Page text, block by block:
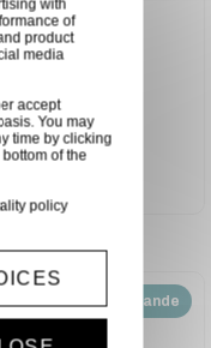
BLANC
Disponible sur demande
with
of
product
media
accept
You may
time by clicking
of the
policy